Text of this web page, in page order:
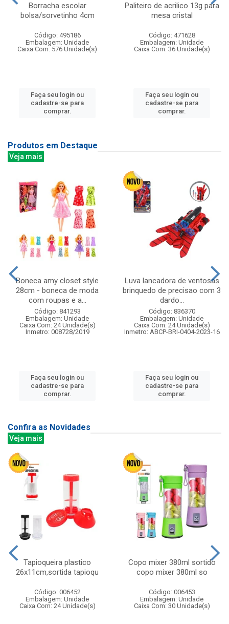
Borracha escolar
bolsa/sorvetinho 4cm
Código: 495186
Embalagem: Unidade
Caixa Com: 576 Unidade(s)
Faça seu login ou
cadastre-se para
comprar.
Paliteiro de acrilico 13g para
mesa cristal
Código: 471628
Embalagem: Unidade
Caixa Com: 36 Unidade(s)
Faça seu login ou
cadastre-se para
comprar.
Produtos em Destaque
Veja mais
Boneca amy closet style
28cm - boneca de moda
com roupas e a...
Código: 841293
Embalagem: Unidade
Caixa Com: 24 Unidade(s)
Inmetro: 008728/2019
Faça seu login ou
cadastre-se para
comprar.
Luva lancadora de ventosas
brinquedo de precisao com 3
dardo...
Código: 836370
Embalagem: Unidade
Caixa Com: 24 Unidade(s)
Inmetro: ABCP-BRI-0404-2023-16
Faça seu login ou
cadastre-se para
comprar.
Confira as Novidades
Veja mais
Tapioqueira plastico
26x11cm,sortida tapioqu
Código: 006452
Embalagem: Unidade
Caixa Com: 24 Unidade(s)
Copo mixer 380ml sortido
copo mixer 380ml so
Código: 006453
Embalagem: Unidade
Caixa Com: 30 Unidade(s)